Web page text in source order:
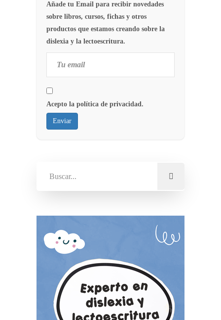
Añade tu Email para recibir novedades
sobre libros, cursos, fichas y otros
productos que estamos creando sobre la
dislexia y la lectoescritura.
Acepto la política de privacidad.
Enviar